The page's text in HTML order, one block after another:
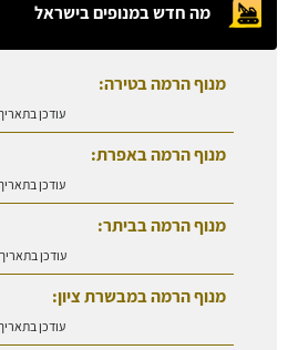
מה חדש במנופים בישראל
מנוף הרמה בטירה:
עודכן
מנוף הרמה באפרת:
עודכן
מנוף הרמה בביתר:
עודכן
מנוף הרמה במבשרת ציון:
עודכן